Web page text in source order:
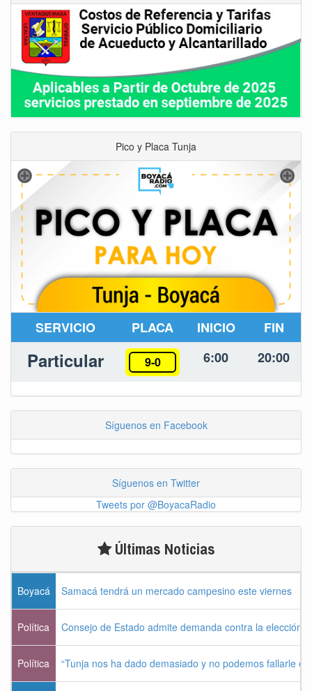
Pico y Placa Tunja
SERVICIO PLACA INICIO FIN
Particular 9-0 6:00 20:00
Síguenos en Facebook
Síguenos en Twitter
Tweets por @BoyacaRadio
Últimas Noticias
Boyacá Samacá tendrá un mercado campesino este viernes
Política Consejo de Estado admite demanda contra la elección
Política “Tunja nos ha dado demasiado y no podemos fallarle